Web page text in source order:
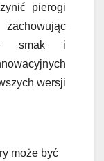
pierogi
smak i
wersji
może być